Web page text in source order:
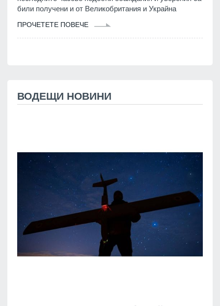
били получени и от Великобритания и Украйна
ПРОЧЕТЕТЕ ПОВЕЧЕ
ВОДЕЩИ НОВИНИ